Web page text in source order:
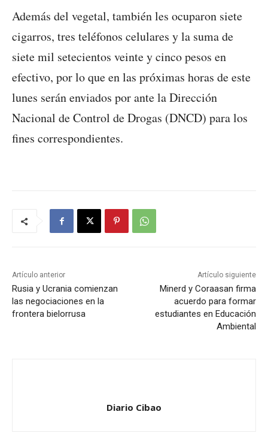
Además del vegetal, también les ocuparon siete
cigarros, tres teléfonos celulares y la suma de
siete mil setecientos veinte y cinco pesos en
efectivo, por lo que en las próximas horas de este
lunes serán enviados por ante la Dirección
Nacional de Control de Drogas (DNCD) para los
fines correspondientes.
Artículo anterior
Rusia y Ucrania comienzan
las negociaciones en la
frontera bielorrusa
Artículo siguiente
Minerd y Coraasan firma
acuerdo para formar
estudiantes en Educación
Ambiental
Diario Cibao